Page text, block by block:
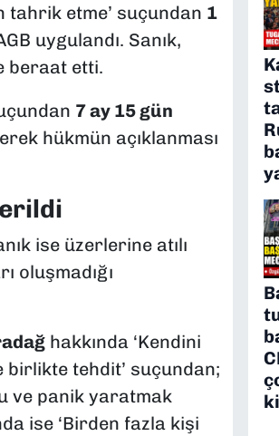
tahrik etme’ suçundan 1
uygulandı. Sanık,
beraat etti.
7 ay 15 gün
hükmün açıklanması
ise üzerlerine atılı
oluşmadığı
hakkında ‘Kendini
tehdit’ suçundan;
ve panik yaratmak
ise ‘Birden fazla kişi